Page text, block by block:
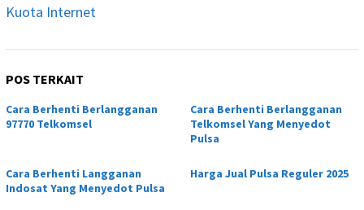
Kuota Internet
POS TERKAIT
Cara Berhenti Berlangganan
97770 Telkomsel
Cara Berhenti Berlangganan
Telkomsel Yang Menyedot
Pulsa
Cara Berhenti Langganan
Indosat Yang Menyedot Pulsa
Harga Jual Pulsa Reguler 2025